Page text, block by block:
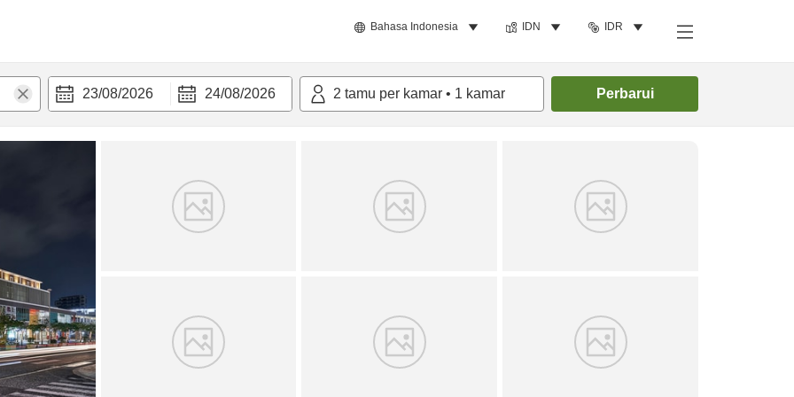
Bahasa Indonesia IDN IDR
23/08/2026 24/08/2026 2 tamu per kamar • 1 kamar Perbarui
Cari kamar